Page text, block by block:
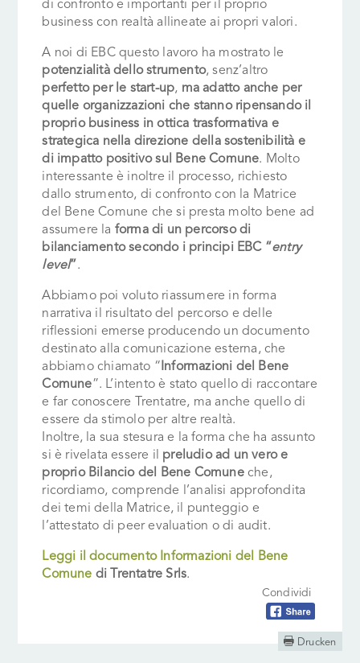
di confronto e importanti per il proprio
business con realtà allineate ai propri valori.
A noi di EBC questo lavoro ha mostrato le
potenzialità dello strumento, senz’altro
perfetto per le start-up, ma adatto anche per
quelle organizzazioni che stanno ripensando il
proprio business in ottica trasformativa e
strategica nella direzione della sostenibilità e
di impatto positivo sul Bene Comune. Molto
interessante è inoltre il processo, richiesto
dallo strumento, di confronto con la Matrice
del Bene Comune che si presta molto bene ad
assumere la forma di un percorso di
bilanciamento secondo i principi EBC “entry
level”.
Abbiamo poi voluto riassumere in forma
narrativa il risultato del percorso e delle
riflessioni emerse producendo un documento
destinato alla comunicazione esterna, che
abbiamo chiamato “ Informazioni del Bene
Comune”. L’intento è stato quello di raccontare
e far conoscere Trentatre, ma anche quello di
essere da stimolo per altre realtà.
Inoltre, la sua stesura e la forma che ha assunto
si è rivelata essere il preludio ad un vero e
proprio Bilancio del Bene Comuneche,
ricordiamo, comprende l’analisi approfondita
dei temi della Matrice, il punteggio e
l’attestato di peer evaluation o di audit.
Leggi il documento Informazioni del Bene
Comune di Trentatre Srls.
Condividi
Drucken